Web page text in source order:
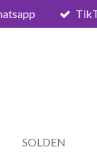
SOLDEN